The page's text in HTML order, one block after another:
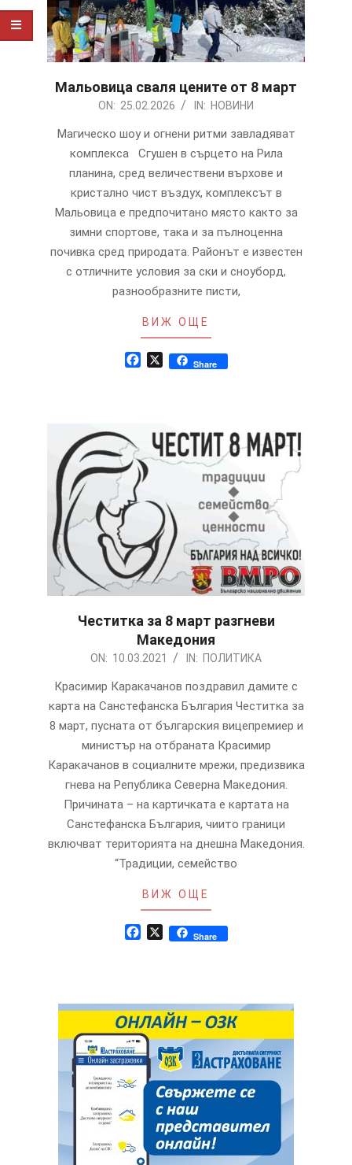
Мальовица сваля цените от 8 март
ON: 25.02.2026 IN: НОВИНИ
Магическо шоу и огнени ритми завладяват
комплекса Сгушен в сърцето на Рила
планина, сред величествени върхове и
кристално чист въздух, комплексът в
Мальовица е предпочитано място както за
зимни спортове, така и за пълноценна
почивка сред природата. Районът е известен
с отличните условия за ски и сноуборд,
разнообразните писти,
ВИЖ ОЩЕ
Facebook
X Share
Честитка за 8 март разгневи
Македония
ON: 10.03.2021 IN: ПОЛИТИКА
Красимир Каракачанов поздравил дамите с
карта на Санстефанска България Честитка за
8 март, пусната от българския вицепремиер и
министър на отбраната Красимир
Каракачанов в социалните мрежи, предизвика
гнева на Република Северна Македония.
Причината – на картичката е картата на
Санстефанска България, чиито граници
включват територията на днешна Македония.
“Традиции, семейство
ВИЖ ОЩЕ
Facebook
X Share